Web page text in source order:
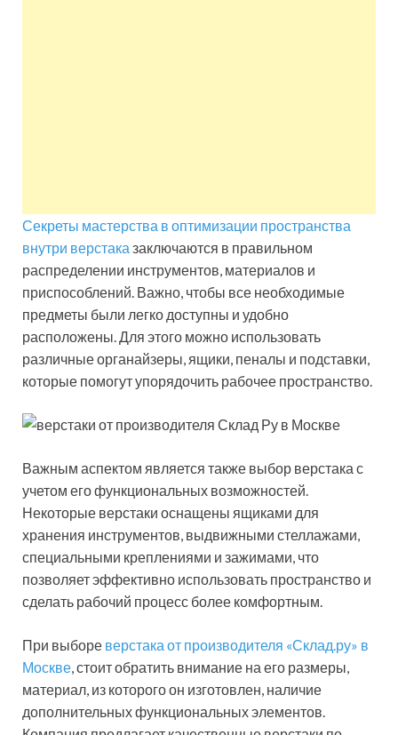
Секреты мастерства в оптимизации пространства
внутри верстака заключаются в правильном
распределении инструментов, материалов и
приспособлений. Важно, чтобы все необходимые
предметы были легко доступны и удобно
расположены. Для этого можно использовать
различные органайзеры, ящики, пеналы и подставки,
которые помогут упорядочить рабочее пространство.
Важным аспектом является также выбор верстака с
учетом его функциональных возможностей.
Некоторые верстаки оснащены ящиками для
хранения инструментов, выдвижными стеллажами,
специальными креплениями и зажимами, что
позволяет эффективно использовать пространство и
сделать рабочий процесс более комфортным.
При выборе верстака от производителя «Склад.ру» в
Москве, стоит обратить внимание на его размеры,
материал, из которого он изготовлен, наличие
дополнительных функциональных элементов.